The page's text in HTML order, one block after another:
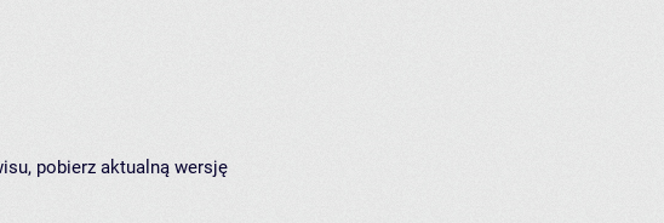
pobierz aktualną wersję